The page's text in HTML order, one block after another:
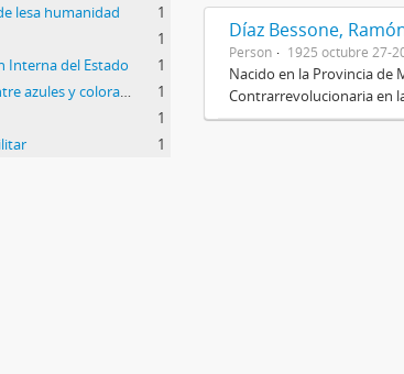
lesa humanidad
1
1
Interna del Estado
1
1
1
1
Díaz Bessone,
Person 1925 octubre 27-
Nacido en la Provincia de
Contrarrevolucionaria en